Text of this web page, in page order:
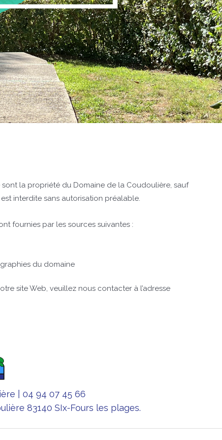
la propriété du Domaine de la Coudoulière, sauf
interdite sans autorisation préalable.
fournies par les sources suivantes :
du domaine
site Web, veuillez nous contacter à l’adresse
| 04 94 07 45 66
83140 SIx-Fours les plages.